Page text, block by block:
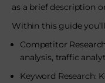
as a brief description
Within this guide
Competitor
analysis, traffic
Keyword Research: